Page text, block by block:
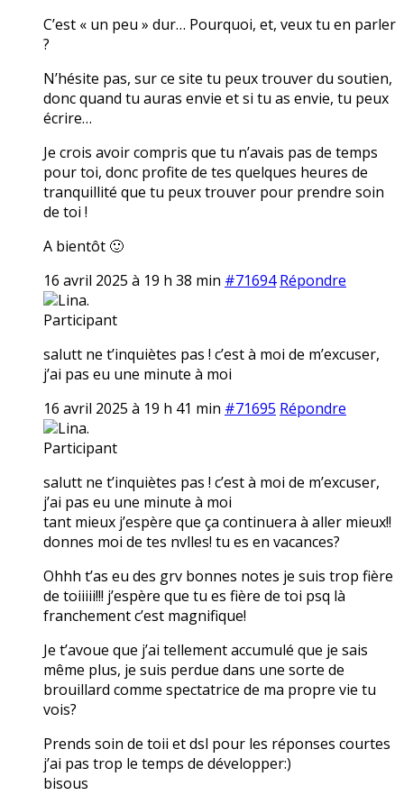
C’est « un peu » dur… Pourquoi, et, veux tu en parler
?
N’hésite pas, sur ce site tu peux trouver du soutien,
donc quand tu auras envie et si tu as envie, tu peux
écrire…
Je crois avoir compris que tu n’avais pas de temps
pour toi, donc profite de tes quelques heures de
tranquillité que tu peux trouver pour prendre soin
de toi !
A bientôt 🙂
16 avril 2025 à 19 h 38 min #71694 Répondre
Lina.
Participant
salutt ne t’inquiètes pas ! c’est à moi de m’excuser,
j’ai pas eu une minute à moi
16 avril 2025 à 19 h 41 min #71695 Répondre
Lina.
Participant
salutt ne t’inquiètes pas ! c’est à moi de m’excuser,
j’ai pas eu une minute à moi
tant mieux j’espère que ça continuera à aller mieux!!
donnes moi de tes nvlles! tu es en vacances?
Ohhh t’as eu des grv bonnes notes je suis trop fière
de toiiiii!!! j’espère que tu es fière de toi psq là
franchement c’est magnifique!
Je t’avoue que j’ai tellement accumulé que je sais
même plus, je suis perdue dans une sorte de
brouillard comme spectatrice de ma propre vie tu
vois?
Prends soin de toii et dsl pour les réponses courtes
j’ai pas trop le temps de développer:)
bisous